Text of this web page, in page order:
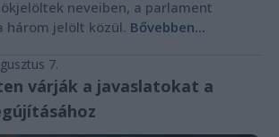
neveiben, a parlament
három jelölt közül. Bővebben...
7.
várják a javaslatokat a